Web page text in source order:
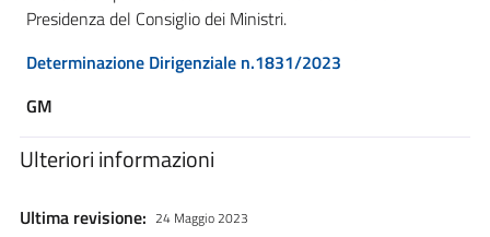
Presidenza del Consiglio dei Ministri.
Determinazione Dirigenziale n.1831/2023
GM
Ulteriori informazioni
Ultima revisione: 24 Maggio 2023